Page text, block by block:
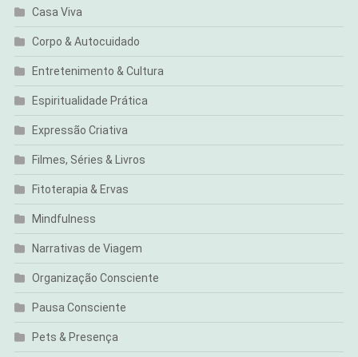
Casa Viva
Corpo & Autocuidado
Entretenimento & Cultura
Espiritualidade Prática
Expressão Criativa
Filmes, Séries & Livros
Fitoterapia & Ervas
Mindfulness
Narrativas de Viagem
Organização Consciente
Pausa Consciente
Pets & Presença